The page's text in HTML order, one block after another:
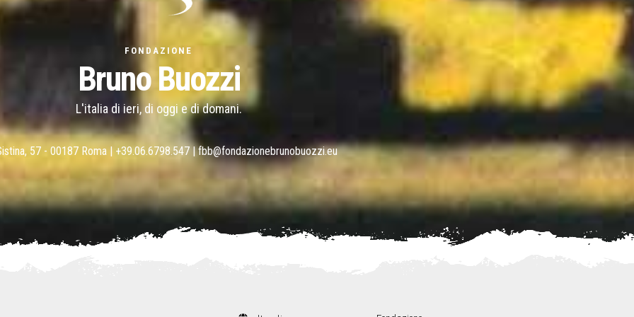
FONDAZIONE
Bruno Buozzi
L'italia di ieri, di oggi e di domani.
57 - 00187 Roma | +39.06.6798.547 |fbb@fondazionebrunobuozzi.eu